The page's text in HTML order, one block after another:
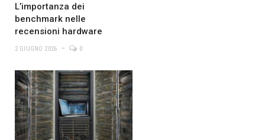
L’importanza dei
benchmark nelle
recensioni hardware
2 GIUGNO 2026 0